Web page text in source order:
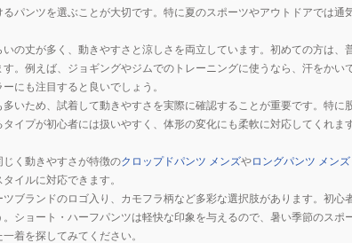
パンツを選ぶことが大切です。特に夏のスポーツやアウトドアでは
の丈が多く、動きやすさと涼しさを両立しています。初めての方は、
。例えば、ジョギングやジムでのトレーニングに使うなら、汗をかい
にも注目すると良いでしょう。
いため、試着して動きやすさを実際に確認することが重要です。特
イプが初心者には扱いやすく、体形の変化にも柔軟に対応してくれ
く動きやすさが特徴のクロップドパンツ メンズやロングパンツ メンズ
イルに対応できます。
ブランドのロゴ入り、カモフラ柄など多彩な選択肢があります。初
ショート・ハーフパンツは軽快な印象を与えるので、暑い季節のスポ
着を探してみてください。